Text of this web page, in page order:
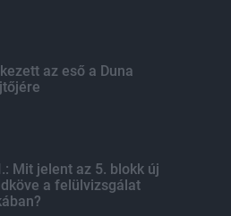
az eső a Duna
Mit jelent az 5. blokk új
a felülvizsgálat